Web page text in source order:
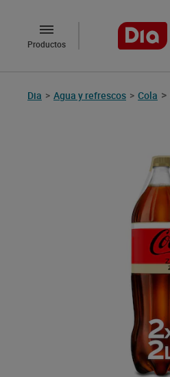
Productos
Dia > Agua y refrescos > Cola >